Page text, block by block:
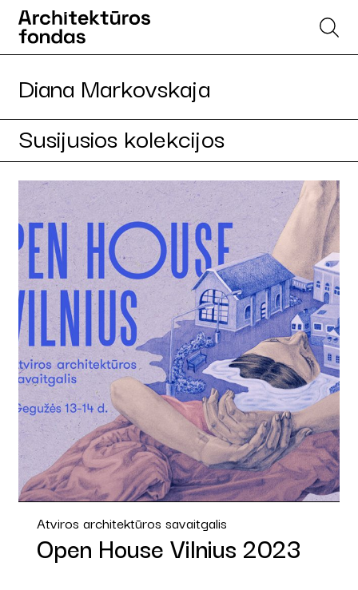
Diana Markovskaja
Susijusios kolekcijos
Atviros architektūros savaitgalis
Open House Vilnius 2023